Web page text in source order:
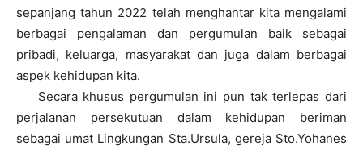
sepanjang tahun 2022 telah menghantar kita mengalami
berbagai pengalaman dan pergumulan baik sebagai
pribadi, keluarga, masyarakat dan juga dalam berbagai
aspek kehidupan kita.
Secara khusus pergumulan ini pun tak terlepas dari
perjalanan persekutuan dalam kehidupan beriman
sebagai umat Lingkungan Sta.Ursula, gereja Sto.Yohanes